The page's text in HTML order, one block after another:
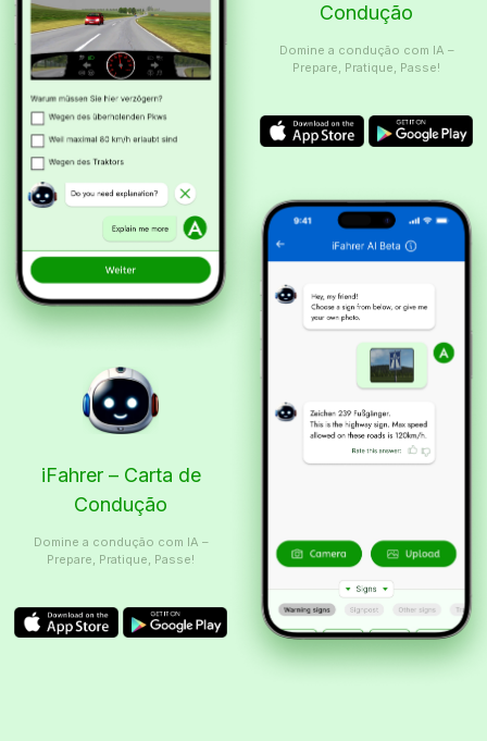
iFahrer – Carta de
Condução
Domine a condução com IA –
Prepare, Pratique, Passe!
Condução
Domine a condução com IA –
Prepare, Pratique, Passe!